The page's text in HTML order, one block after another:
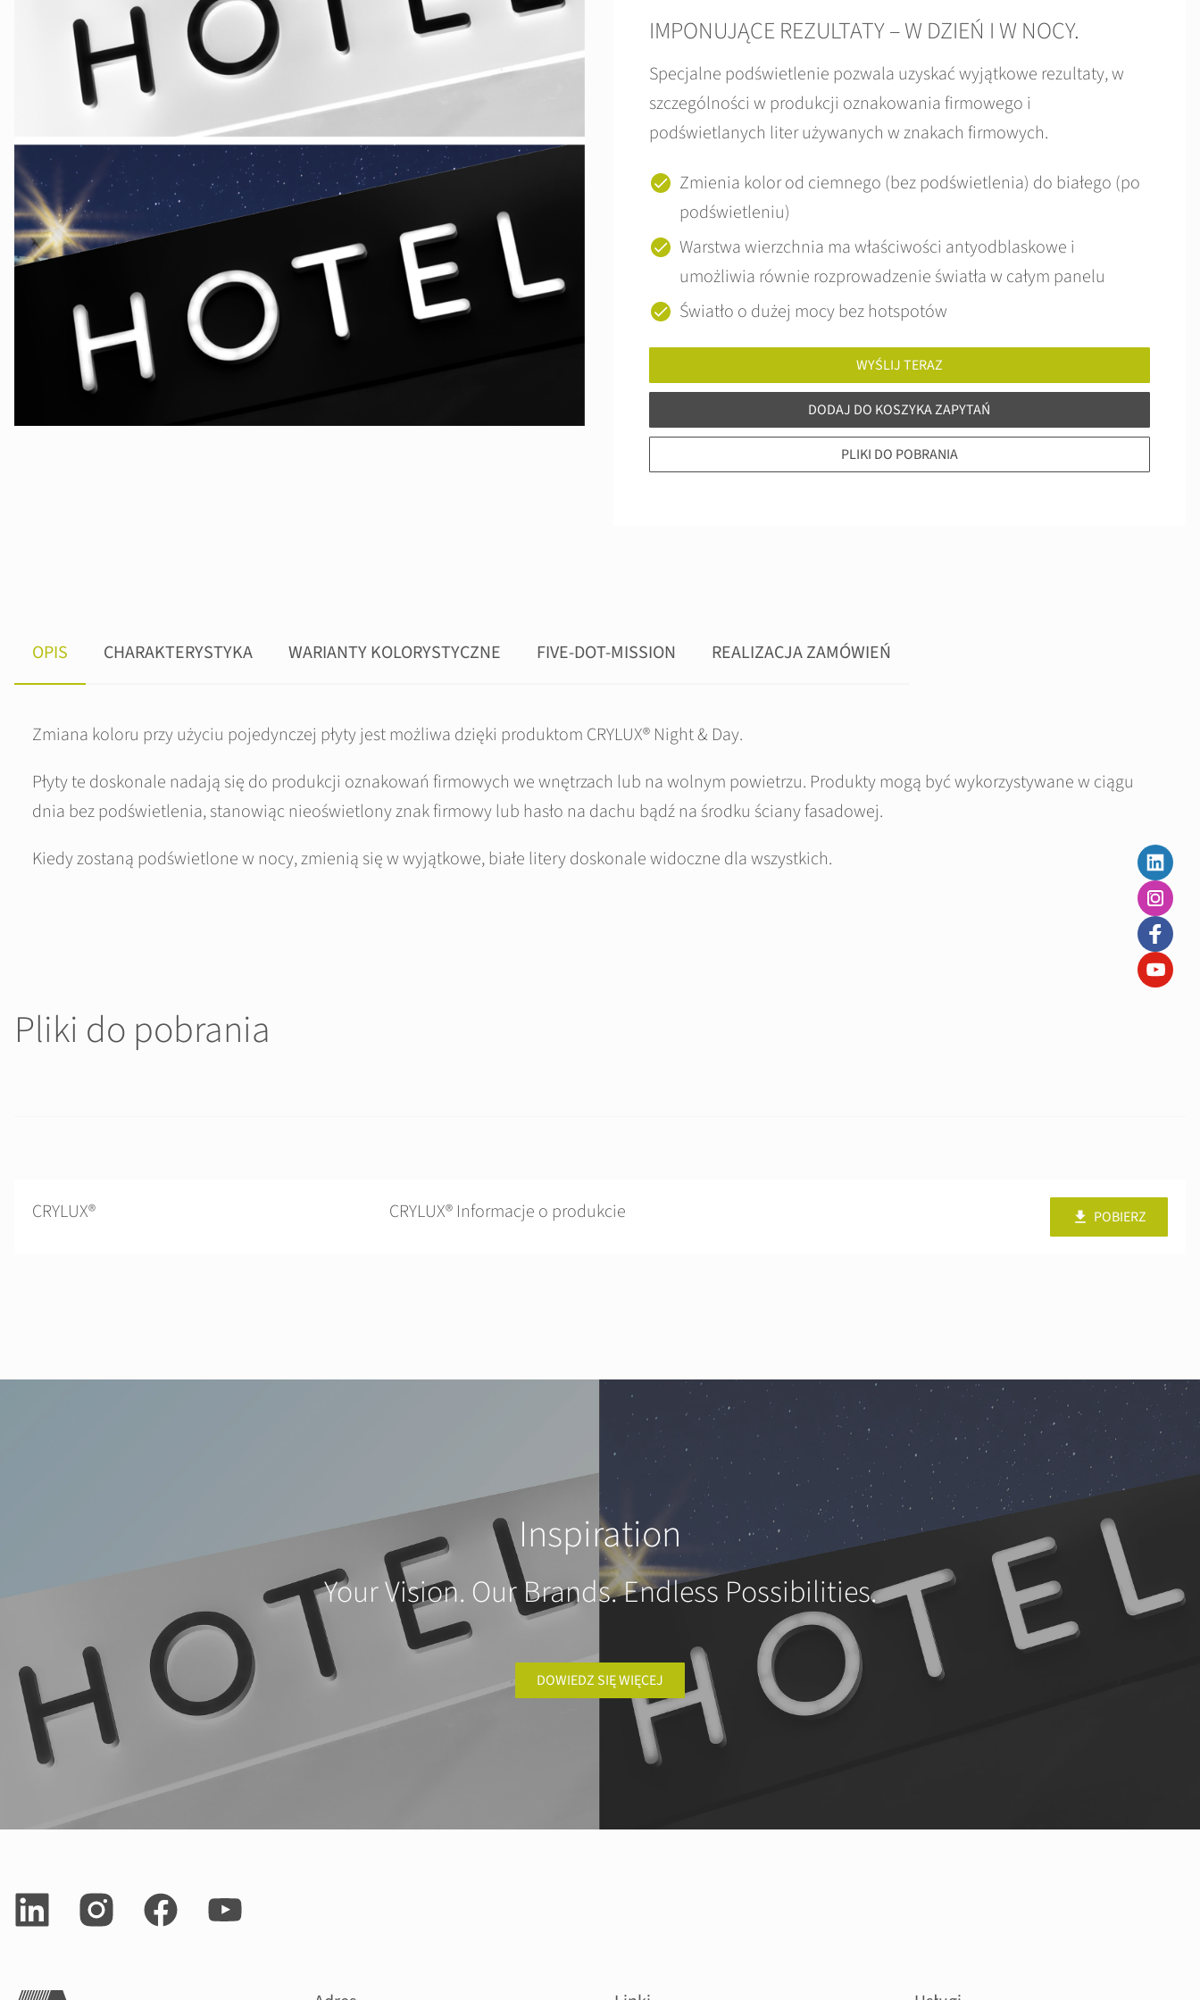
IMPONUJĄCE REZULTATY – W DZIEŃ I W NOCY.
Specjalne podświetlenie pozwala uzyskać wyjątkowe rezultaty, w
szczególności w produkcji oznakowania firmowego i
podświetlanych liter używanych w znakach firmowych.
Zmienia kolor od ciemnego (bez podświetlenia) do białego (po
podświetleniu)
Warstwa wierzchnia ma właściwości antyodblaskowe i
umożliwia równie rozprowadzenie światła w całym panelu
Światło o dużej mocy bez hotspotów
WYŚLIJ TERAZ
DODAJ DO KOSZYKA ZAPYTAŃ
PLIKI DO POBRANIA
OPIS CHARAKTERYSTYKA WARIANTY KOLORYSTYCZNE FIVE-DOT-MISSION REALIZACJA ZAMÓWIEŃ
Zmiana koloru przy użyciu pojedynczej płyty jest możliwa dzięki produktom CRYLUX® Night & Day.
Płyty te doskonale nadają się do produkcji oznakowań firmowych we wnętrzach lub na wolnym powietrzu. Produkty mogą być wykorzystywane w ciągu
dnia bez podświetlenia, stanowiąc nieoświetlony znak firmowy lub hasło na dachu bądź na środku ściany fasadowej.
Kiedy zostaną podświetlone w nocy, zmienią się w wyjątkowe, białe litery doskonale widoczne dla wszystkich.
Pliki do pobrania
CRYLUX® CRYLUX® Informacje o produkcie POBIERZ
Inspiration
Your Vision. Our Brands. Endless Possibilities.
DOWIEDZ SIĘ WIĘCEJ